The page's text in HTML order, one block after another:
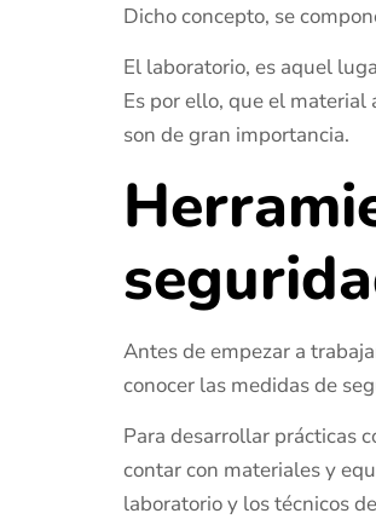
Dicho concepto, se
El laboratorio, es aquel
Es por ello, que el
son de gran importancia.
Antes de empezar a
conocer las medidas de
Para desarrollar prácticas
contar con materiales y
laboratorio y los técnicos